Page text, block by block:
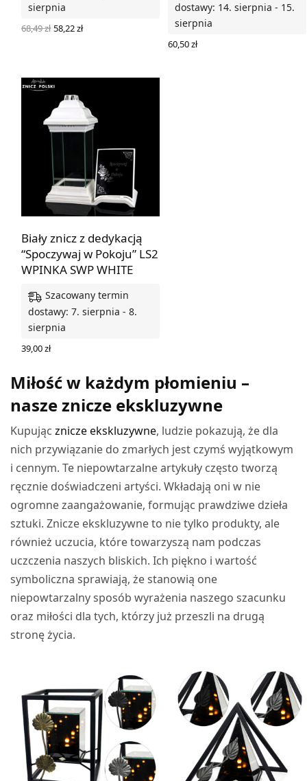
sierpnia
68,49zł Pierwotna
cena
58,22złAktualna
dostawy: 14. sierpnia - 15.
sierpnia
60,50zł
Biały znicz z dedykacją
“Spoczywaj w Pokoju” LS2
WPINKA SWP WHITE
Szacowany termin
dostawy: 7. sierpnia - 8.
sierpnia
39,00zł
Miłość w każdym płomieniu –
nasze znicze ekskluzywne
Kupującznicze ekskluzywne, ludzie pokazują, że dla
nich przywiązanie do zmarłych jest czymś wyjątkowym
i cennym. Te niepowtarzalne artykuły często tworzą
ręcznie doświadczeni artyści. Wkładają oni w nie
ogromne zaangażowanie, formując prawdziwe dzieła
sztuki. Znicze ekskluzywne to nie tylko produkty, ale
również uczucia, które towarzyszą nam podczas
uczczenia naszych bliskich. Ich piękno i wartość
symboliczna sprawiają, że stanowią one
niepowtarzalny sposób wyrażenia naszego szacunku
oraz miłości dla tych, którzy już przeszli na drugą
stronę życia.